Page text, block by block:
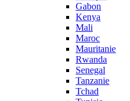
Gabon
Kenya
Mali
Maroc
Mauritanie
Rwanda
Senegal
Tanzanie
Tchad